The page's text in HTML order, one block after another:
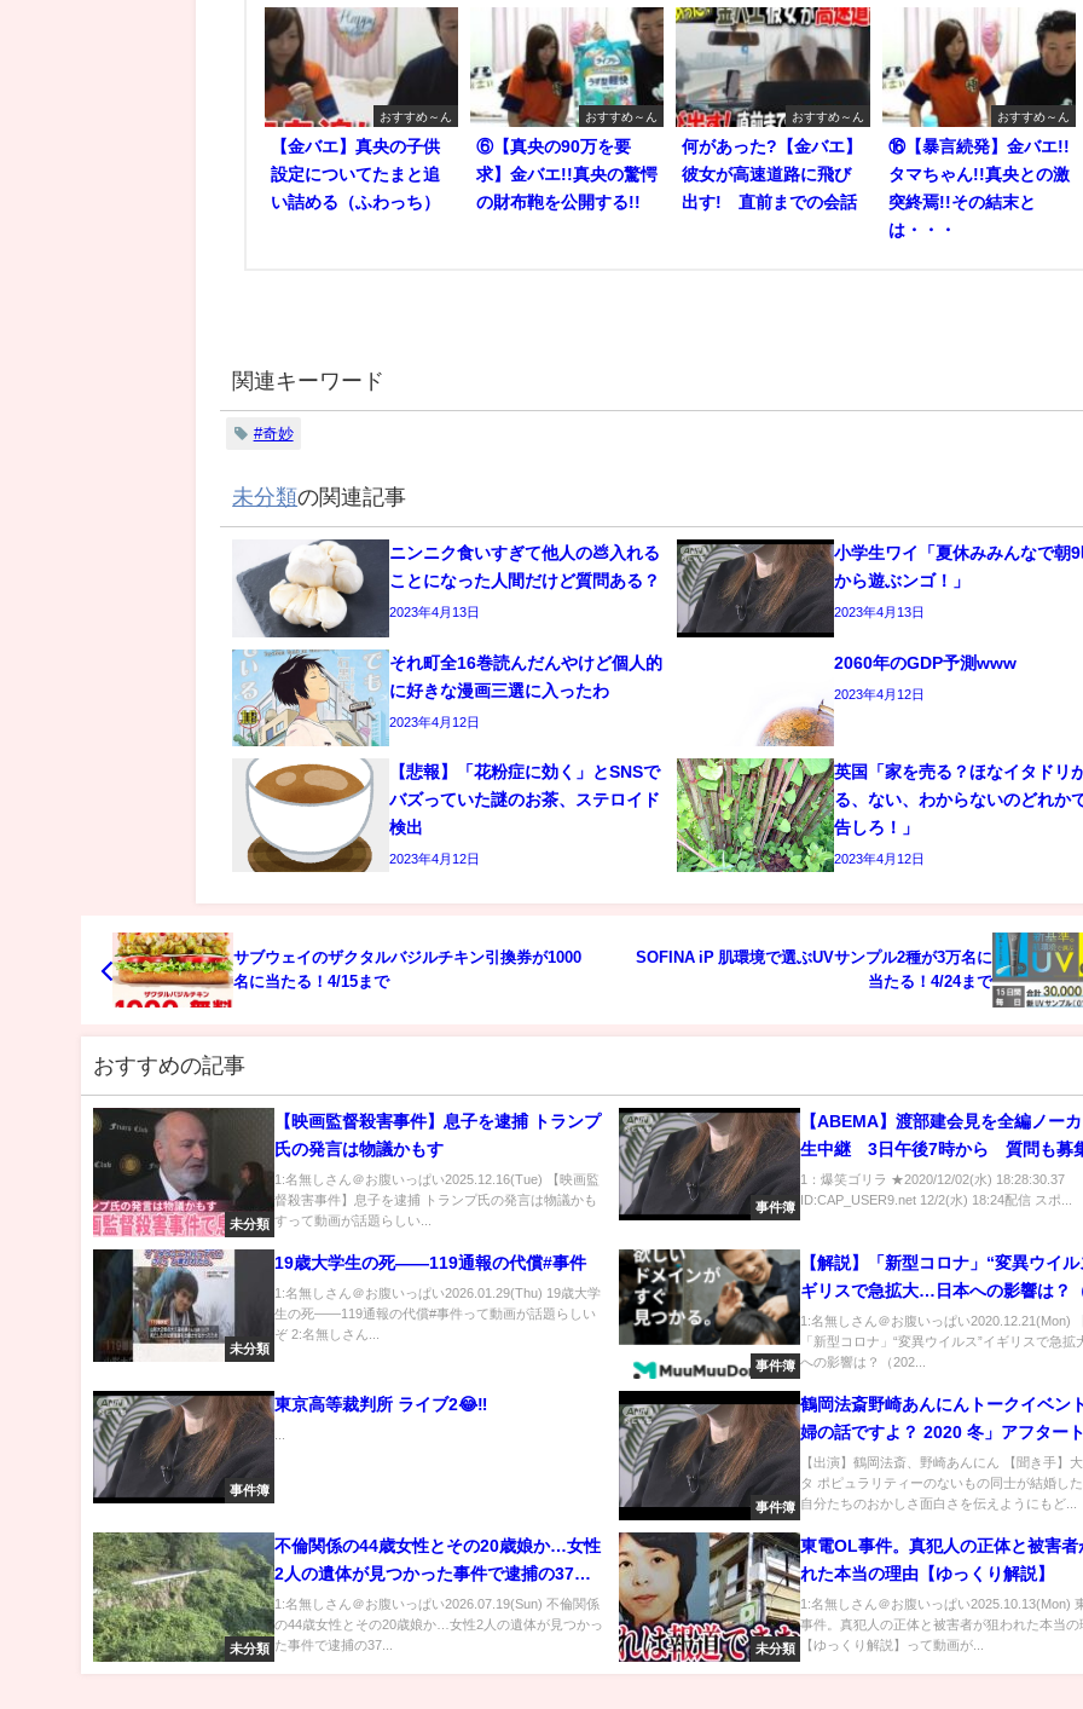
おすすめ～ん
【金バエ】真央の子供
設定についてたまと追
い詰める（ふわっち）
おすすめ～ん
⑥【真央の90万を要
求】金バエ!!真央の驚愕
の財布鞄を公開する!!
おすすめ～ん
何があった?【金バエ】
彼女が高速道路に飛び
出す! 直前までの会話
おすすめ～ん
⑯【暴言続発】金バエ!!
タマちゃん!!真央との激
突終焉!!その結末と
は・・・
関連キーワード
#奇妙
未分類の関連記事
ニンニク食いすぎて他人の💩入れる
ことになった人間だけど質問ある？
2023年4月13日
小学生ワイ「夏休みみんなで朝9
から遊ぶンゴ！」
2023年4月13日
それ町全16巻読んだんやけど個人的
に好きな漫画三選に入ったわ
2023年4月12日
2060年のGDP予測www
2023年4月12日
【悲報】「花粉症に効く」とSNSで
バズっていた謎のお茶、ステロイド
検出
2023年4月12日
英国「家を売る？ほなイタドリ
る、ない、わからないのどれか
告しろ！」
2023年4月12日
サブウェイのザクタルバジルチキン引換券が1000
名に当たる！4/15まで
SOFINA iP 肌環境で選ぶUVサンプル2種が3万名に
当たる！4/24まで
おすすめの記事
未分類
【映画監督殺害事件】息子を逮捕 トランプ
氏の発言は物議かもす
1:名無しさん＠お腹いっぱい2025.12.16(Tue) 【映画監
督殺害事件】息子を逮捕 トランプ氏の発言は物議かも
すって動画が話題らしい...
事件簿
【ABEMA】渡部建会見を全編ノー
生中継 3日午後7時から 質問も募集 [
笑ゴリラ★]
1：爆笑ゴリラ ★2020/12/02(水) 18:28:30.37
ID:CAP_USER9.net 12/2(水) 18:24配信 スポ...
未分類
19歳大学生の死――119通報の代償#事件
1:名無しさん＠お腹いっぱい2026.01.29(Thu) 19歳大学
生の死――119通報の代償#事件って動画が話題らしい
ぞ 2:名無しさん...
事件簿
【解説】「新型コロナ」“変異ウイ
ギリスで急拡大…日本への影響は？
年12月21日放送「news every.」よ
1:名無しさん＠お腹いっぱい2020.12.21(Mon)
「新型コロナ」“変異ウイルス”イギリスで急
への影響は？（202...
事件簿
東京高等裁判所 ライブ2😂‼️
事件簿
鶴岡法斎野崎あんにんトークイベン
婦の話ですよ？ 2020 冬」アフター
《2020.12.5》
【出演】鶴岡法斎、野崎あんにん 【聞き手】
タ ポピュラリティーのないもの同士が結婚し
自分たちのおかしさ面白さを伝えようにもど...
未分類
不倫関係の44歳女性とその20歳娘か…女性
2人の遺体が見つかった事件で逮捕の37歳
男「自分の車で1人で遺棄した」という趣旨
の供述
1:名無しさん＠お腹いっぱい2026.07.19(Sun) 不倫関係
の44歳女性とその20歳娘か…女性2人の遺体が見つかっ
た事件で逮捕の37...
未分類
東電OL事件。真犯人の正体と被害者
れた本当の理由【ゆっくり解説】
1:名無しさん＠お腹いっぱい2025.10.13(Mon)
事件。真犯人の正体と被害者が狙われた本当の
【ゆっくり解説】って動画が...